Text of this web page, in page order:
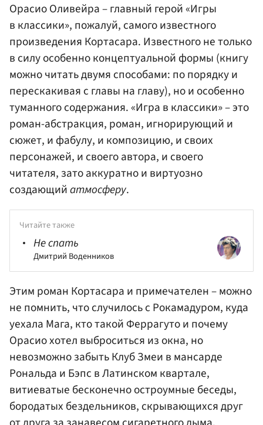
Орасио Оливейра – главный герой «Игры
в классики», пожалуй, самого известного
произведения Кортасара. Известного не только
в силу особенно концептуальной формы (книгу
можно читать двумя способами: по порядку и
перескакивая с главы на главу), но и особенно
туманного содержания. «Игра в классики» – это
роман-абстракция, роман, игнорирующий и
сюжет, и фабулу, и композицию, и своих
персонажей, и своего автора, и своего
читателя, зато аккуратно и виртуозно
создающийатмосферу.
Читайте также
Не спать
Дмитрий Воденников
Этим роман Кортасара и примечателен – можно
не помнить, что случилось с Рокамадуром, куда
уехала Мага, кто такой Феррагуто и почему
Орасио хотел выброситься из окна, но
невозможно забыть Клуб Змеи в мансарде
Рональда и Бэпс в Латинском квартале,
витиеватые бесконечно остроумные беседы,
бородатых бездельников, скрывающихся друг